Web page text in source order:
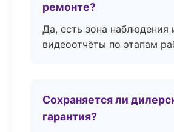
ремонте?
Да, есть зона наблюдения
видеоотчёты по этапам
Сохраняется ли
гарантия?